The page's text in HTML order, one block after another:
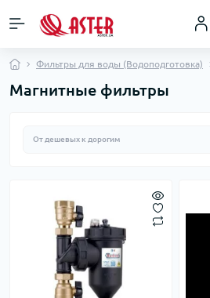
Фильтры для воды (Водоподготовка)
Магнитные фильтры